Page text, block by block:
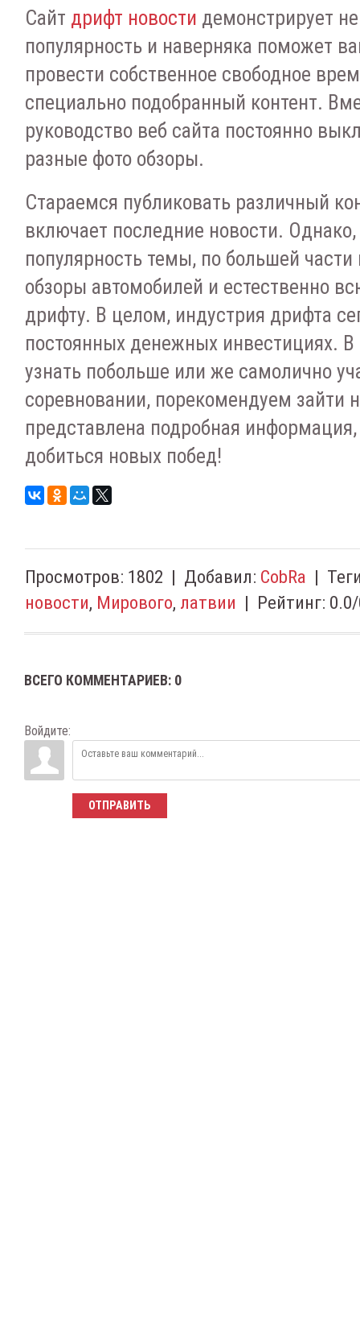
Сайт дрифт новости демонстрирует
популярность и наверняка поможет
провести собственное свободное
специально подобранный контент.
руководство веб сайта постоянно
разные фото обзоры.
Стараемся публиковать различный
включает последние новости.
популярность темы, по большей
обзоры автомобилей и естественно
дрифту. В целом, индустрия дрифта
постоянных денежных инвестициях. В
узнать побольше или же самолично
соревновании, порекомендуем зайти
представлена подробная
добиться новых побед!
Просмотров: 1802 | Добавил: CobRa |
новости, Мирового, латвии | Рейтинг: 0.0/
ВСЕГО КОММЕНТАРИЕВ: 0
Войдите:
ОТПРАВИТЬ